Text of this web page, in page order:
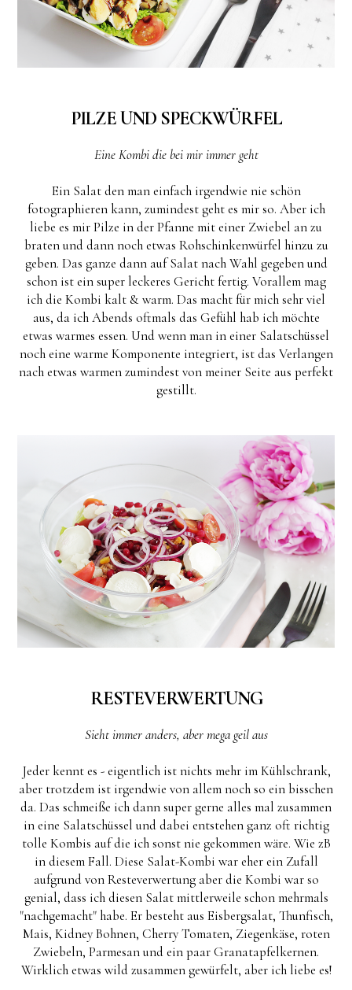
PILZE UND SPECKWÜRFEL
Eine Kombi die bei mir immer geht
Ein Salat den man einfach irgendwie nie schön
fotographieren kann, zumindest geht es mir so. Aber ich
liebe es mir Pilze in der Pfanne mit einer Zwiebel an zu
braten und dann noch etwas Rohschinkenwürfel hinzu zu
geben. Das ganze dann auf Salat nach Wahl gegeben und
schon ist ein super leckeres Gericht fertig. Vorallem mag
ich die Kombi kalt & warm. Das macht für mich sehr viel
aus, da ich Abends oftmals das Gefühl hab ich möchte
etwas warmes essen. Und wenn man in einer Salatschüssel
noch eine warme Komponente integriert, ist das Verlangen
nach etwas warmen zumindest von meiner Seite aus perfekt
gestillt.
RESTEVERWERTUNG
Sieht immer anders, aber mega geil aus
Jeder kennt es - eigentlich ist nichts mehr im Kühlschrank,
aber trotzdem ist irgendwie von allem noch so ein bisschen
da. Das schmeiße ich dann super gerne alles mal zusammen
in eine Salatschüssel und dabei entstehen ganz oft richtig
tolle Kombis auf die ich sonst nie gekommen wäre. Wie zB
in diesem Fall. Diese Salat-Kombi war eher ein Zufall
aufgrund von Resteverwertung aber die Kombi war so
genial, dass ich diesen Salat mittlerweile schon mehrmals
"nachgemacht" habe. Er besteht aus Eisbergsalat, Thunfisch,
Mais, Kidney Bohnen, Cherry Tomaten, Ziegenkäse, roten
Zwiebeln, Parmesan und ein paar Granatapfelkernen.
Wirklich etwas wild zusammen gewürfelt, aber ich liebe es!